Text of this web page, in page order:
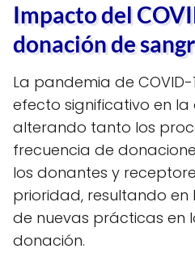
Impacto del
donación de
La pandemia de
efecto significativo en
alterando tanto los
frecuencia de
los donantes y
prioridad, resultando
de nuevas prácticas en
donación.